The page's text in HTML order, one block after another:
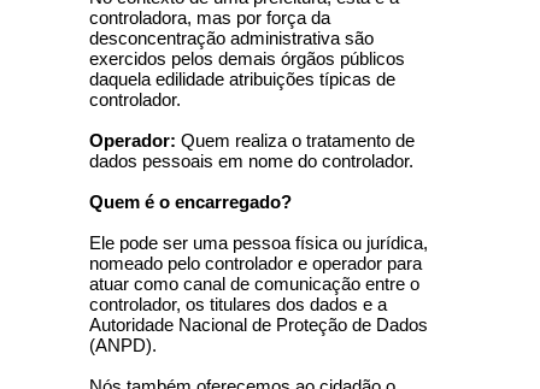
controladora, mas por força da
desconcentração administrativa são
exercidos pelos demais órgãos públicos
daquela edilidade atribuições típicas de
controlador.
Operador: Quem realiza o tratamento de
dados pessoais em nome do controlador.
Quem é o encarregado?
Ele pode ser uma pessoa física ou jurídica,
nomeado pelo controlador e operador para
atuar como canal de comunicação entre o
controlador, os titulares dos dados e a
Autoridade Nacional de Proteção de Dados
(ANPD).